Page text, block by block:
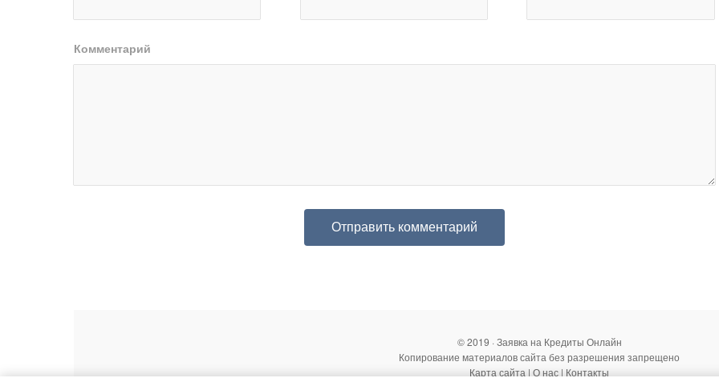
Комментарий
© 2019 · Заявка на Кредиты Онлайн
Копирование материалов сайта без разрешения запрещено
Карта сайта | О нас | Контакты